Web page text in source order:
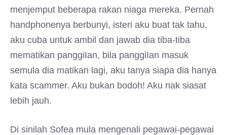
menjemput beberapa rakan niaga mereka. Pernah
handphonenya berbunyi, isteri aku buat tak tahu,
aku cuba untuk ambil dan jawab dia tiba-tiba
mematikan panggiIan, bila panggiIan masuk
semula dia matikan lagi, aku tanya siapa dia hanya
kata scammer. Aku bukan bodoh! Aku nak siasat
lebih jauh.
Di sinilah Sofea mula mengenali pegawai-pegawai